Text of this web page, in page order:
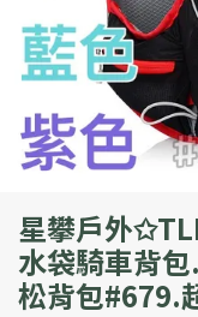
星攀戶外
水袋騎車背
松背包#679.